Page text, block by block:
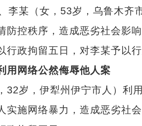
李某（女，53岁，乌鲁木齐
控秩序，造成恶劣社会影
政拘留五日，对李某予以行
网络公然侮辱他人案
岁，伊犁州伊宁市人）利
实施网络暴力，造成恶劣社